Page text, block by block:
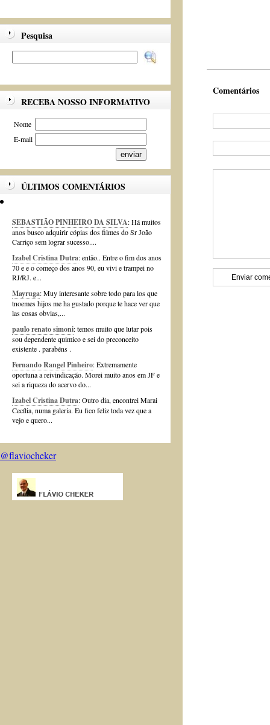
Pesquisa
RECEBA NOSSO INFORMATIVO
Nome
E-mail
ÚLTIMOS COMENTÁRIOS
SEBASTIÃO PINHEIRO DA SILVA: Há muitos
anos busco adquirir cópias dos filmes do Sr João
Carriço sem lograr sucesso....
Izabel Cristina Dutra: então.. Entre o fim dos anos
70 e e o começo dos anos 90, eu vivi e trampei no
RJ/RJ. e...
Mayruga: Muy interesante sobre todo para los que
tnoemes hijos me ha gustado porque te hace ver que
las cosas obvias,...
paulo renato simoni: temos muito que lutar pois
sou dependente quimico e sei do preconceito
existente . parabéns .
Fernando Rangel Pinheiro: Extremamente
oportuna a reivindicação. Morei muito anos em JF e
sei a riqueza do acervo do...
Izabel Cristina Dutra: Outro dia, encontrei Marai
Cecília, numa galeria. Eu fico feliz toda vez que a
vejo e quero...
@flaviocheker
Comentários